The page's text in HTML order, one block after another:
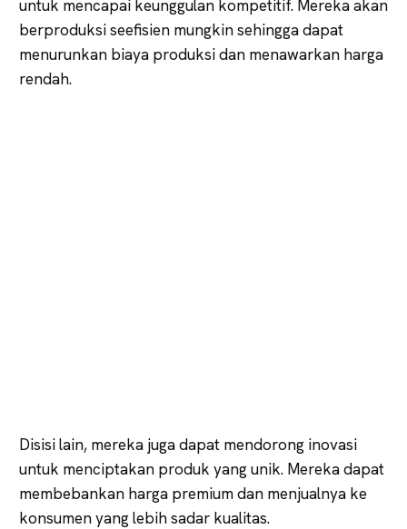
untuk mencapai keunggulan kompetitif. Mereka akan
berproduksi seefisien mungkin sehingga dapat
menurunkan biaya produksi dan menawarkan harga
rendah.
Disisi lain, mereka juga dapat mendorong inovasi
untuk menciptakan produk yang unik. Mereka dapat
membebankan harga premium dan menjualnya ke
konsumen yang lebih sadar kualitas.